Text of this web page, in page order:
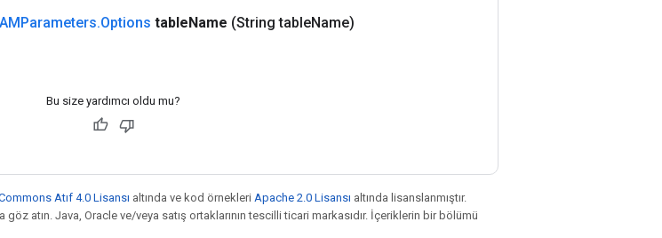
.Options tableName (String tableName)
Bu size yardımcı oldu mu?
Atıf 4.0 Lisansı altında ve kod örnekleri Apache 2.0 Lisansı altında lisanslanmıştır.
göz atın. Java, Oracle ve/veya satış ortaklarının tescilli ticari markasıdır. İçeriklerin bir bölümü